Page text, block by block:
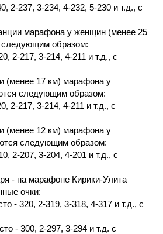
2-237, 3-234, 4-232, 5-230 и т.д., с
марафона у женщин (менее 25
следующим образом:
2-217, 3-214, 4-211 и т.д., с
(менее 17 км) марафона у
следующим образом:
2-217, 3-214, 4-211 и т.д., с
(менее 12 км) марафона у
следующим образом:
2-207, 3-204, 4-201 и т.д., с
- на марафоне Кирики-Улита
очки:
- 320, 2-319, 3-318, 4-317 и т.д., с
- 300, 2-297, 3-294 и т.д. с